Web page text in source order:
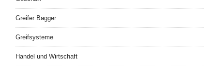
Greifer Bagger
Greifsysteme
Handel und Wirtschaft